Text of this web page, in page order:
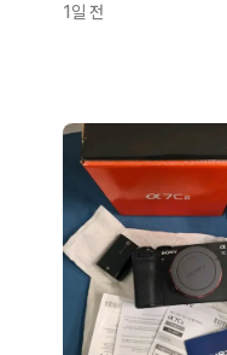
1일 전